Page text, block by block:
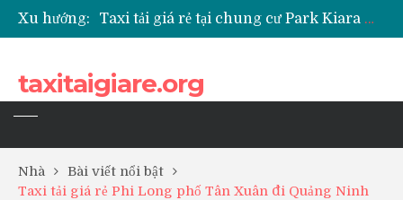
Xu hướng:
Taxi tải giá rẻ tại chung cư Park Kiara Hà Đông
Taxi tải giá rẻ tại chung cư Grande Park Phú Lãm
taxitaigiare.org
Nhà
Bài viết nổi bật
Taxi tải giá rẻ Phi Long phố Tân Xuân đi Quảng Ninh